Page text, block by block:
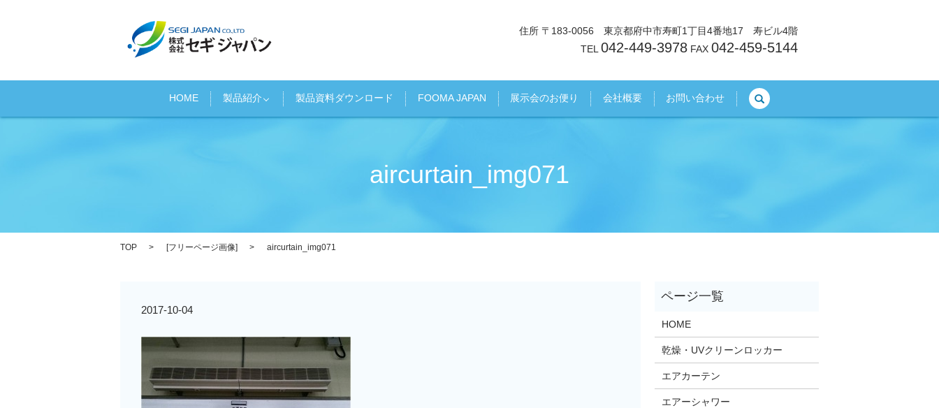
住所 〒183-0056 東京都府中市寿町1丁目4番地17 寿ビル4階
TEL 042-449-3978 FAX 042-459-5144
HOME 製品紹介 製品資料ダウンロード FOOMA JAPAN 展示会のお便り 会社概要 お問い合わせ
aircurtain_img071
TOP [フリーページ画像] aircurtain_img071
2017-10-04
HOME
乾燥・UVクリーンロッカー
エアカーテン
エアーシャワー